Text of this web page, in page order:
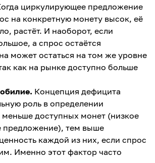
циркулирующее предложение
на конкретную монету высок, её
растёт. И наоборот, если
а спрос остаётся
может остаться на том же уровне
как на рынке доступно больше
Концепция дефицита
роль в определении
доступных монет (низкое
предложение), тем выше
каждой из них, если спрос
Именно этот фактор часто